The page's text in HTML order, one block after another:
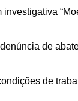
de
de